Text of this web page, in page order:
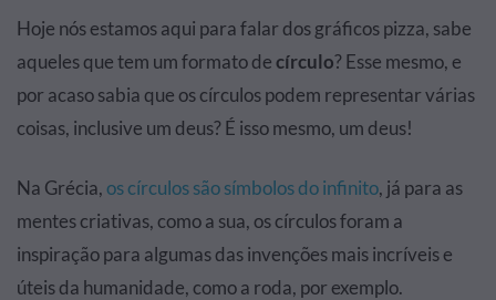
Hoje nós estamos aqui para falar dos gráficos pizza, sabe
aqueles que tem um formato decírculo? Esse mesmo, e
por acaso sabia que os círculos podem representar várias
coisas, inclusive um deus? É isso mesmo, um deus!
Na Grécia,os círculos são símbolos do infinito, já para as
mentes criativas, como a sua, os círculos foram a
inspiração para algumas das invenções mais incríveis e
úteis da humanidade, como a roda, por exemplo.